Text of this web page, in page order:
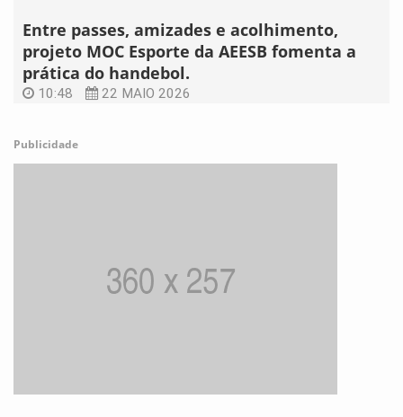
Entre passes, amizades e acolhimento,
projeto MOC Esporte da AEESB fomenta a
prática do handebol.
10:48 22 MAIO 2026
Publicidade